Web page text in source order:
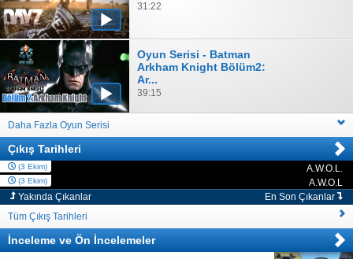
31:22
Oyun Serisi - Batman
Arkham Knight Bölüm2:
Ar...
39:15
Daha Fazla Oyun Serisi
Çıkış Tarihleri
(3 Ekim)
PC A.W.O.L.
(3 Ekim)
PC
A.W.O.L
Yakında Çıkanlar
En Son Çıkanlar
Tüm Çıkış Tarihleri
İnceleme ve Ön İncelemeler